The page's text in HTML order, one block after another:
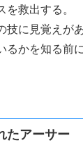
を救出する。
技に見覚えが
るかを知る前
たアーサー